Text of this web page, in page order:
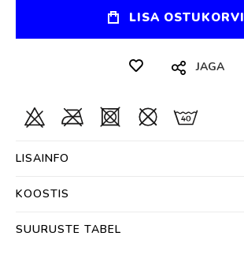
LISA OSTUKORVI
JAGA
LISAINFO
KOOSTIS
SUURUSTE TABEL